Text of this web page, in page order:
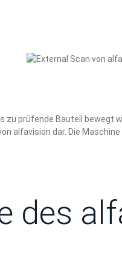
zu prüfende Bauteil
alfavision dar. Die
des